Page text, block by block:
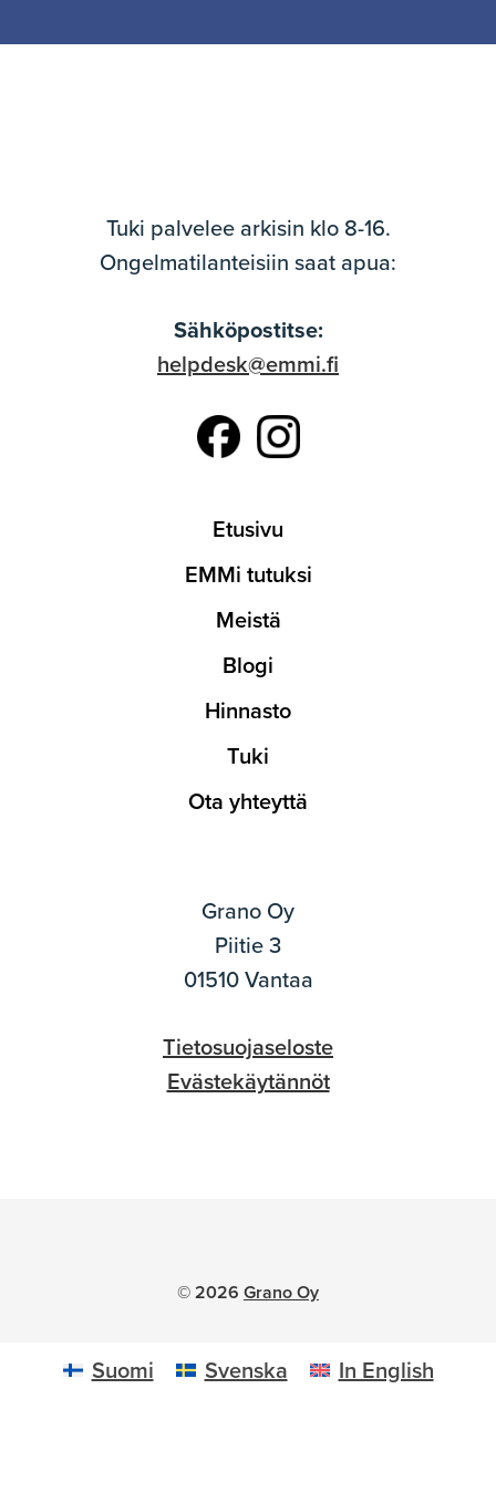
Tuki palvelee arkisin klo 8-16.
Ongelmatilanteisiin saat apua:
Sähköpostitse:
helpdesk@emmi.fi
Etusivu
EMMi tutuksi
Meistä
Blogi
Hinnasto
Tuki
Ota yhteyttä
Grano Oy
Piitie 3
01510 Vantaa
Tietosuojaseloste
Evästekäytännöt
© 2026 Grano Oy
Suomi Svenska In English